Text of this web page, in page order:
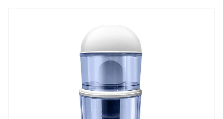
системой глубокой фильтрации. Основной
минеральный активированный уголь эффективно
поглощает тяжелые металлы и примеси,
обеспечивая глубокую очистку. Мгновенная
фильтрация для питья без ожидания, нулевой
сброс сточных вод для лучшей защиты
окружающей среды, легкое обеспечение всей